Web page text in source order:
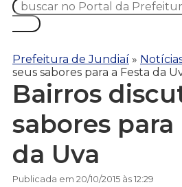
Prefeitura de Jundiaí »
seus sabores para a Festa da
Bairros
sabores para
da Uva
Publicada em 20/10/2015 às 12:29